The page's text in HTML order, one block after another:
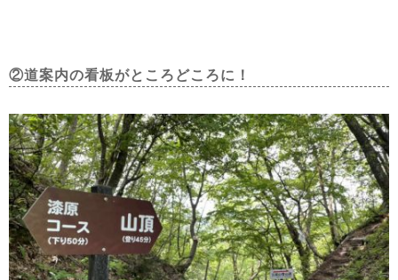
②道案内の看板がところどころに！